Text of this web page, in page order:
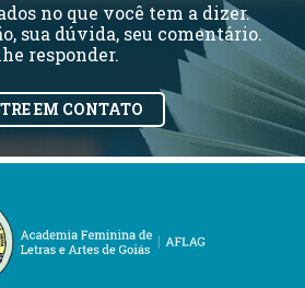
no que você tem a dizer.
sua dúvida, seu comentário.
responder.
EM CONTATO